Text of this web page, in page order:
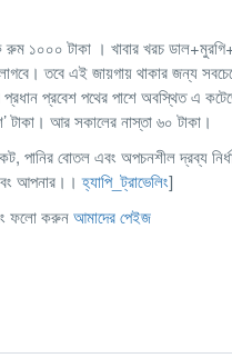
টাকা । খাবার খরচ
লাগবে। তবে এই জায়গায় থাকার জন্য
প্রধান প্রবেশ পথের পাশে অবস্থিত এ
টাকা। আর সকালের নাস্তা ৬০ টাকা।
পানির বোতল এবং অপচনশীল দ্রব্য
এবং আপনার।।হ্যাপি_ট্রাভেলিং]
ফলো করুনআমাদের পেইজ